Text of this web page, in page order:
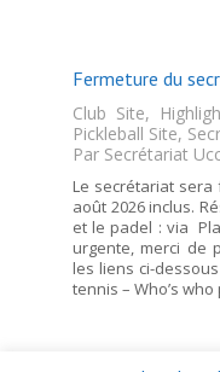
Fermeture du
Club Site,
Pickleball Site,
Par Secrétariat
Le secrétariat
août 2026 inclus.
et le padel : via
urgente, merci de
les liens ci-dessous
tennis – Who’s who